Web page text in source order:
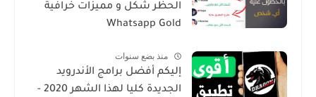
الحظر شكل و مميزات خرافية
Whatsapp Gold
منذ بضع سنوات
إليكم أفضل برامج الأندرويد
الجديدة كليا لهذا الشهر 2020 -